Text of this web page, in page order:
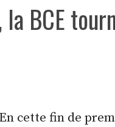
BCE
cette fin de